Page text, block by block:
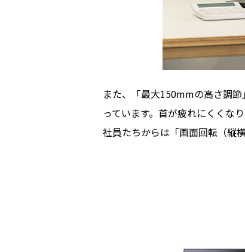
また、「最大150mmの高さ調
っています。首が疲れにくくな
社員たちからは「画面回転（縦